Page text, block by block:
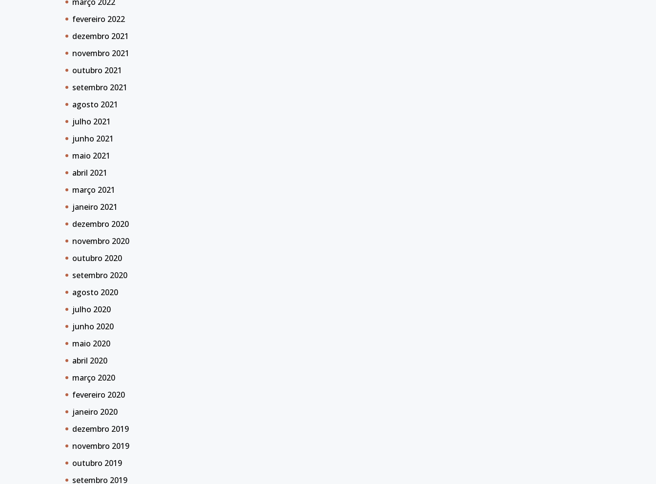
fevereiro 2022
dezembro 2021
novembro 2021
outubro 2021
setembro 2021
agosto 2021
julho 2021
junho 2021
maio 2021
abril 2021
março 2021
janeiro 2021
dezembro 2020
novembro 2020
outubro 2020
setembro 2020
agosto 2020
julho 2020
junho 2020
maio 2020
abril 2020
março 2020
fevereiro 2020
janeiro 2020
dezembro 2019
novembro 2019
outubro 2019
setembro 2019